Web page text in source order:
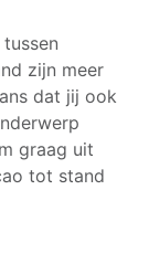
zijn meer
dat jij ook
graag uit
tot stand